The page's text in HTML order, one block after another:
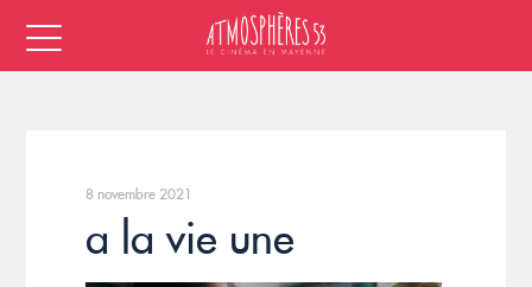
8 novembre 2021
a la vie une